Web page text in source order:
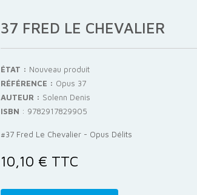
37 FRED LE CHEVALIER
ÉTAT : Nouveau produit
RÉFÉRENCE : Opus 37
AUTEUR : Solenn Denis
ISBN : 9782917829905
#37 Fred Le Chevalier - Opus Délits
10,10 € TTC